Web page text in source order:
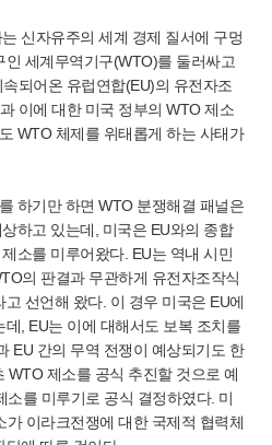
신자유주의 세계 경제 질서에 구멍
세계무역기구(WTO)를 둘러싸고
되어온 유럽연합(EU)의 유전자조
이에 대한 미국 정부의 WTO 제소
WTO 체제를 위태롭게 하는 사태가
하기만 하면 WTO 분쟁해결 패널은
하고 있는데, 미국은 EU와의 종합
소를 미루어왔다. EU는 역내 시민
의 판결과 무관하게 유전자조작식
선언해 왔다. 이 경우 미국은 EU에
, EU는 이에 대해서도 보복 조치를
EU 간의 무역 전쟁이 예상되기도 한
WTO 제소를 공식 추진할 것으로 예
소를 미루기로 공식 결정하였다. 미
이라크전쟁에 대한 국제적 협력체